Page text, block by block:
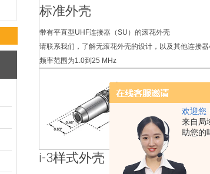
欢迎您
来自局
助您的
标准外壳
带有平直型UHF连接器（SU）的滚花外壳
请联系我们，了解无滚花外壳的设计，以及其他连接
频率范围为1.0到25 MHz
i-3样式外壳